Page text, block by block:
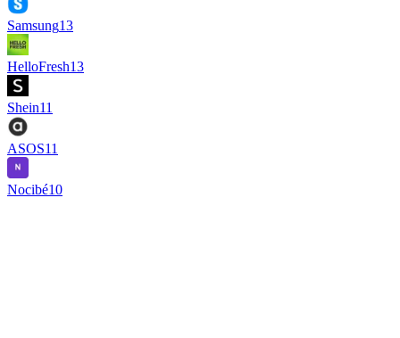
Samsung13
HelloFresh13
Shein11
ASOS11
Nocibé10